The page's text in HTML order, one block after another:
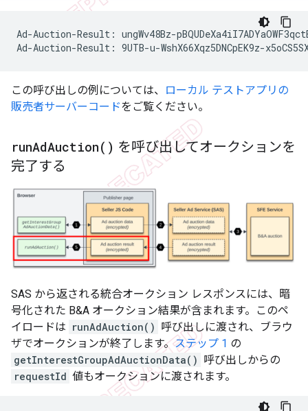
Ad-Auction-Result: ungWv48Bz-
この呼び出しの例については、
ローカル テストアプリの
販売者サーバーコードをご覧ください。
runAdAuction( ) を呼び出してオークションを
完了する
SAS から返される統合オークション レスポンスには、暗
号化された B&A オークション結果が含まれます。このペ
イロードは runAdAuction() 呼び出しに渡され、ブラウ
ザでオークションが終了します。ステップ 1 の
getInterestGroupAdAuctionData() 呼び出しからの
requestId 値もオークションに渡されます。